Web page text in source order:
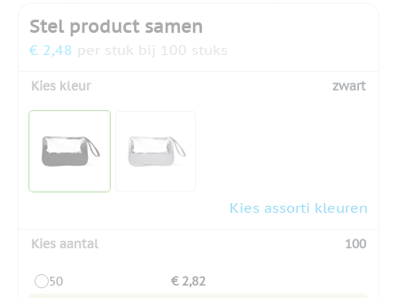
Stel product samen
€ 2,48 per stuk bij 100 stuks
Kies kleur zwart
Kies assorti kleuren
Kies aantal 100
50
€ 2,82